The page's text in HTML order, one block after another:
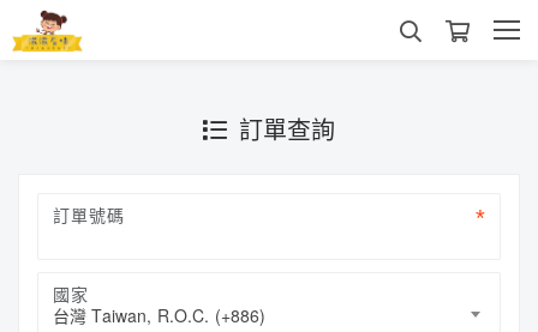
訂單查詢
訂單號碼
國家
台灣 Taiwan, R.O.C. (+886)